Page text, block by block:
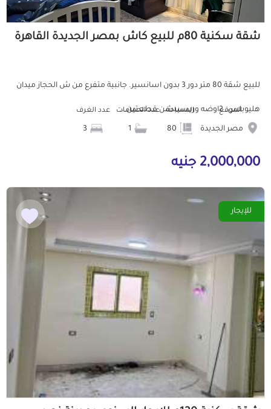
شقة سكنية 80م للبيع كاش بمصر الجديدة القاهرة
للبيع شقة 80 متر دور 3 بدون اسانسير. جانبية متفرع من ش الحجاز ميدان
هليوبلس. 2اوضه وريسيبشن قطعتين...
الموقع
مصر الجديدة
المساحة عدد الحمامات عدد الغرف
2,000,000 جنيه
للإيجار